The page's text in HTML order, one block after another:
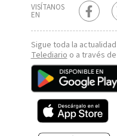
VISÍTANOS
EN
Sigue toda la
Telediarioo a través